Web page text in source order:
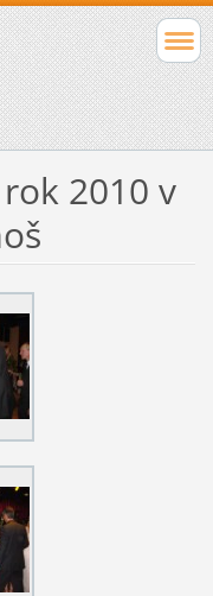
2010 v